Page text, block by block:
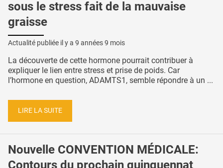
sous le stress fait de la mauvaise
graisse
Actualité publiée il y a 9 années 9 mois
La découverte de cette hormone pourrait contribuer à
expliquer le lien entre stress et prise de poids. Car
l’hormone en question, ADAMTS1, semble répondre à un ...
LIRE LA SUITE
Nouvelle CONVENTION MÉDICALE:
Contours du prochain quinquennat